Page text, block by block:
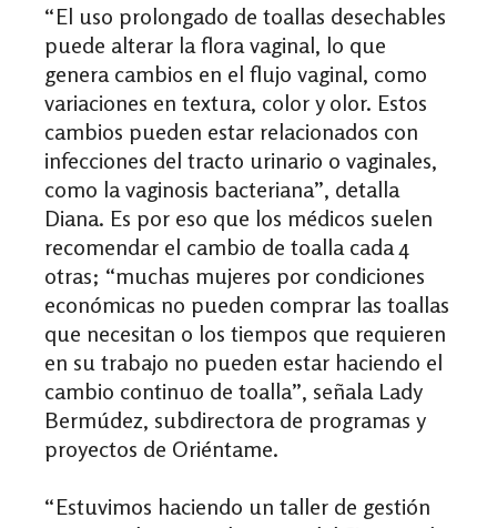
“El uso prolongado de toallas desechables
puede alterar la flora vaginal, lo que
genera cambios en el flujo vaginal, como
variaciones en textura, color y olor. Estos
cambios pueden estar relacionados con
infecciones del tracto urinario o vaginales,
como la vaginosis bacteriana”, detalla
Diana. Es por eso que los médicos suelen
recomendar el cambio de toalla cada 4
otras; “muchas mujeres por condiciones
económicas no pueden comprar las toallas
que necesitan o los tiempos que requieren
en su trabajo no pueden estar haciendo el
cambio continuo de toalla”, señala Lady
Bermúdez, subdirectora de programas y
proyectos de Oriéntame.
“Estuvimos haciendo un taller de gestión